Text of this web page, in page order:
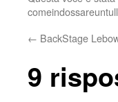
← BackStage
9